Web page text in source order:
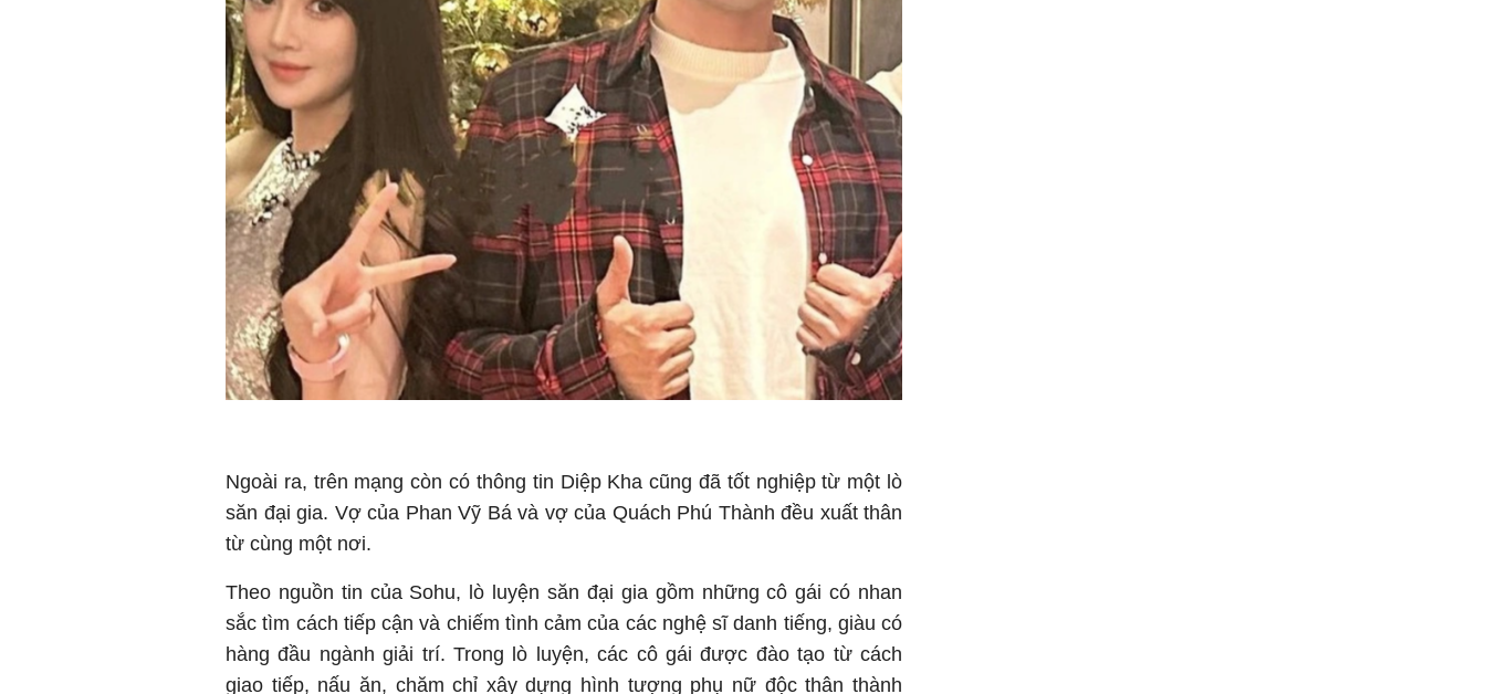
Ngoài ra, trên mạng còn có thông tin Diệp Kha cũng đã tốt nghiệp từ một lò
săn đại gia. Vợ của Phan Vỹ Bá và vợ của Quách Phú Thành đều xuất thân
từ cùng một nơi.
Theo nguồn tin của Sohu, lò luyện săn đại gia gồm những cô gái có nhan
sắc tìm cách tiếp cận và chiếm tình cảm của các nghệ sĩ danh tiếng, giàu có
hàng đầu ngành giải trí. Trong lò luyện, các cô gái được đào tạo từ cách
giao tiếp, nấu ăn, chăm chỉ xây dựng hình tượng phụ nữ độc thân thành